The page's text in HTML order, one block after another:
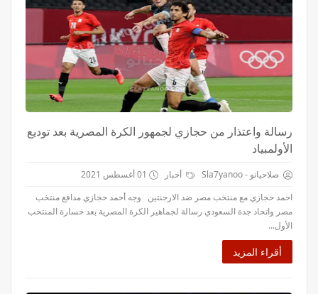
رسالة واعتذار من حجازي لجمهور الكرة المصرية بعد توديع
الأولمبياد
صلاحيانو - Sla7yanoo أخبار
01 أغسطس 2021
احمد حجازي مع منتخب مصر ضد الارجنتين وجه أحمد حجازي مدافع منتخب
مصر واتحاد جدة السعودي رسالة لجماهير الكرة المصرية بعد خسارة المنتخب
الأول...
أقراء المزيد